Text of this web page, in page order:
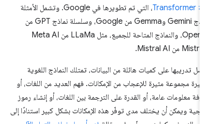
، التي تم تطويرها في Google. وتشمل الأمثلة
نماذج Gemini وGemma من Google، وسلسلة نماذج GPT من
OpenAI، والنماذج المتاحة للجميع، مثل LLaMa من Meta AI
تدريبها على كميات هائلة من البيانات، تمتلك النماذج اللغوية
مجموعة مثيرة للإعجاب من الإمكانات. فهم العديد من اللغات، أو
معلومات عامة، أو القدرة على الترجمة بين اللغات، أو إنشاء رموز
ويمكن أن يختلف مدى توفّر هذه الإمكانات بشكل كبير استنادًا إلى